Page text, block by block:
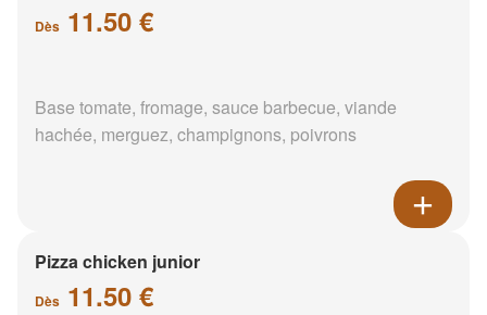
Dès 11.50 €
Base tomate, fromage, sauce barbecue, viande
hachée, merguez, champignons, poivrons
Pizza chicken junior
Dès 11.50 €